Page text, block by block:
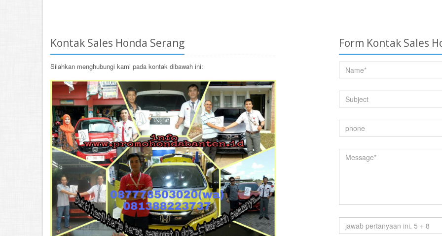
Kontak Sales Honda Serang
Silahkan menghubungi kami pada kontak dibawah ini:
Form Kontak Sales